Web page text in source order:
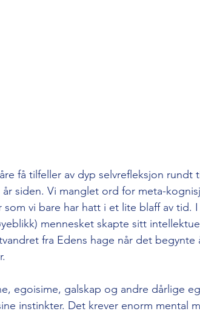
få tilfeller av dyp selvrefleksjon rundt
siden. Vi manglet ord for meta-
vi bare har hatt i et lite blaff av tid.
mennesket skapte sitt
fra Edens hage når det begynte
egoisime, galskap og andre dårlige
instinkter. Det krever enorm mental